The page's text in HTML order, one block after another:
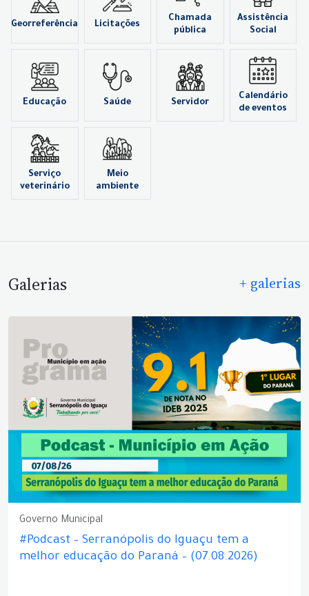
Georreferência Licitações
Chamada
pública
Assistência
Social
Educação Saúde Servidor
Calendário
de eventos
Serviço
veterinário
Meio
ambiente
Galerias + galerias
Governo Municipal
#Podcast – Serranópolis do Iguaçu tem a
melhor educação do Paraná – (07.08.2026)